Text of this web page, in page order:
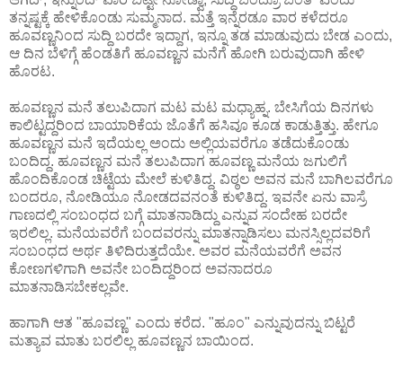
ತನ್ನಷ್ಟಕ್ಕೆ ಹೇಳಿಕೊಂಡು ಸುಮ್ಮನಾದ. ಮತ್ತೆ ಇನ್ನೆರಡೂ ವಾರ ಕಳೆದರೂ
ಹೂವಣ್ಣನಿಂದ ಸುದ್ದಿ ಬರದೇ ಇದ್ದಾಗ, ಇನ್ನೂ ತಡ ಮಾಡುವುದು ಬೇಡ ಎಂದು,
ಆ ದಿನ ಬೆಳಿಗ್ಗೆ ಹೆಂಡತಿಗೆ ಹೂವಣ್ಣನ ಮನೆಗೆ ಹೋಗಿ ಬರುವುದಾಗಿ ಹೇಳಿ
ಹೊರಟ.
ಹೂವಣ್ಣನ ಮನೆ ತಲುಪಿದಾಗ ಮಟ ಮಟ ಮಧ್ಯಾಹ್ನ. ಬೇಸಿಗೆಯ ದಿನಗಳು
ಕಾಲಿಟ್ಟದ್ದರಿಂದ ಬಾಯಾರಿಕೆಯ ಜೊತೆಗೆ ಹಸಿವೂ ಕೂಡ ಕಾಡುತ್ತಿತ್ತು. ಹೇಗೂ
ಹೂವಣ್ಣನ ಮನೆ ಇದೆಯಲ್ಲ ಅಂದು ಅಲ್ಲಿಯವರೆಗೂ ತಡೆದುಕೊಂಡು
ಬಂದಿದ್ದ. ಹೂವಣ್ಣನ ಮನೆ ತಲುಪಿದಾಗ ಹೂವಣ್ಣ ಮನೆಯ ಜಗುಲಿಗೆ
ಹೊಂದಿಕೊಂಡ ಚಿಟ್ಟೆಯ ಮೇಲೆ ಕುಳಿತಿದ್ದ. ವಿಠ್ಠಲ ಅವನ ಮನೆ ಬಾಗಿಲವರೆಗೂ
ಬಂದರೂ, ನೋಡಿಯೂ ನೋಡದವನಂತೆ ಕುಳಿತಿದ್ದ. ಇವನೇ ಏನು ವಾಸ್ರೆ
ಗಾಣದಲ್ಲಿ ಸಂಬಂಧದ ಬಗ್ಗೆ ಮಾತನಾಡಿದ್ದು ಎನ್ನುವ ಸಂದೇಹ ಬರದೇ
ಇರಲಿಲ್ಲ. ಮನೆಯವರೆಗೆ ಬಂದವರನ್ನು ಮಾತನ್ನಾಡಿಸಲು ಮನಸ್ಸಿಲ್ಲದವರಿಗೆ
ಸಂಬಂಧದ ಅರ್ಥ ತಿಳಿದಿರುತ್ತದೆಯೇ. ಅವರ ಮನೆಯವರೆಗೆ ಅವನ
ಕೋಣಗಳಿಗಾಗಿ ಅವನೇ ಬಂದಿದ್ದರಿಂದ ಅವನಾದರೂ
ಮಾತನಾಡಿಸಬೇಕಲ್ಲವೇ.
ಹಾಗಾಗಿ ಆತ "ಹೂವಣ್ಣ" ಎಂದು ಕರೆದ. "ಹೂಂ" ಎನ್ನುವುದನ್ನು ಬಿಟ್ಟರೆ
ಮತ್ಯಾವ ಮಾತು ಬರಲಿಲ್ಲ ಹೂವಣ್ಣನ ಬಾಯಿಂದ.